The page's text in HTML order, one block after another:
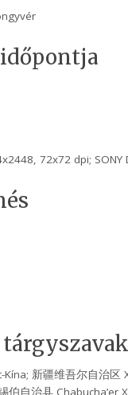
72x72 dpi; SONY
新疆维吾尔自治区
伯自治县 Chabucha’er